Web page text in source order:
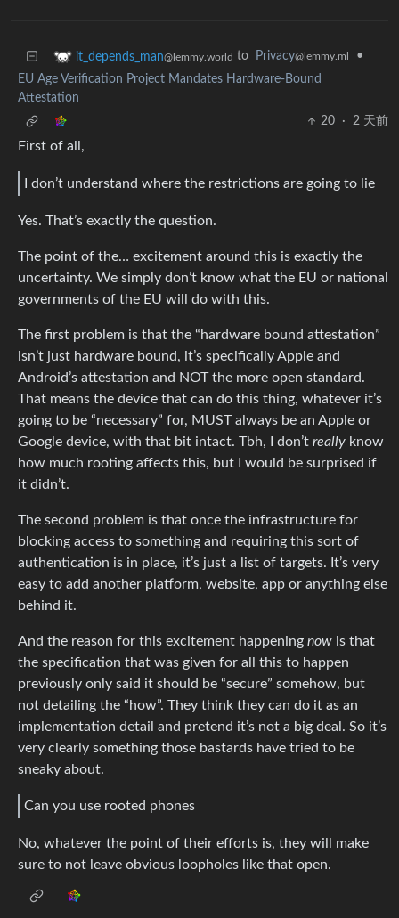
it_depends_man@lemmy.world to Privacy@lemmy.ml
•
EU Age Verification Project Mandates Hardware-Bound
Attestation
20
· 2 天前
First of all,
I don’t understand where the restrictions are going to lie
Yes. That’s exactly the question.
The point of the… excitement around this is exactly the
uncertainty. We simply don’t know what the EU or national
governments of the EU will do with this.
The first problem is that the “hardware bound attestation”
isn’t just hardware bound, it’s specifically Apple and
Android’s attestation and NOT the more open standard.
That means the device that can do this thing, whatever it’s
going to be “necessary” for, MUST always be an Apple or
Google device, with that bit intact. Tbh, I don’t really know
how much rooting affects this, but I would be surprised if
it didn’t.
The second problem is that once the infrastructure for
blocking access to something and requiring this sort of
authentication is in place, it’s just a list of targets. It’s very
easy to add another platform, website, app or anything else
behind it.
And the reason for this excitement happening now is that
the specification that was given for all this to happen
previously only said it should be “secure” somehow, but
not detailing the “how”. They think they can do it as an
implementation detail and pretend it’s not a big deal. So it’s
very clearly something those bastards have tried to be
sneaky about.
Can you use rooted phones
No, whatever the point of their efforts is, they will make
sure to not leave obvious loopholes like that open.